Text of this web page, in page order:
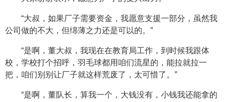
“大叔，如果厂子需要资金，我愿意支援一部分，虽然我
公司做的不大，但绵薄之力还是可以的。”
“是啊，董大叔，我现在在教育局工作，到时候我跟体
校，学校打个招呼，羽毛球都用咱们流星的，能拉就拉一
把，咱们别别让厂子就这样荒废了，太可惜了。”
“是啊，董队长，算我一个，大钱没有，小钱我还能拿的